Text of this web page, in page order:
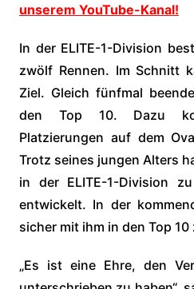
unserem YouTube-Kanal!
In der ELITE-1-Division
zwölf Rennen. Im Schnitt
Ziel. Gleich fünfmal
den Top 10. Dazu
Platzierungen auf dem
Trotz seines jungen Alters
in der ELITE-1-Division
entwickelt. In der
sicher mit ihm in den Top
„Es ist eine Ehre, den